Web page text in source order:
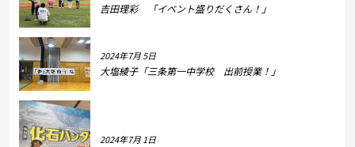
吉田理彩 「イベント盛りだくさん！」
2024年7月 5日
大塩綾子「三条第一中学校 出前授業！」
2024年7月 1日